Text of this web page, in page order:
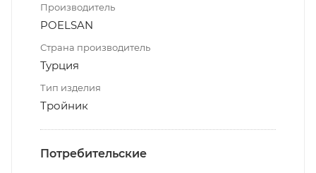
Производитель
POELSAN
Страна производитель
Турция
Тип изделия
Тройник
Потребительские